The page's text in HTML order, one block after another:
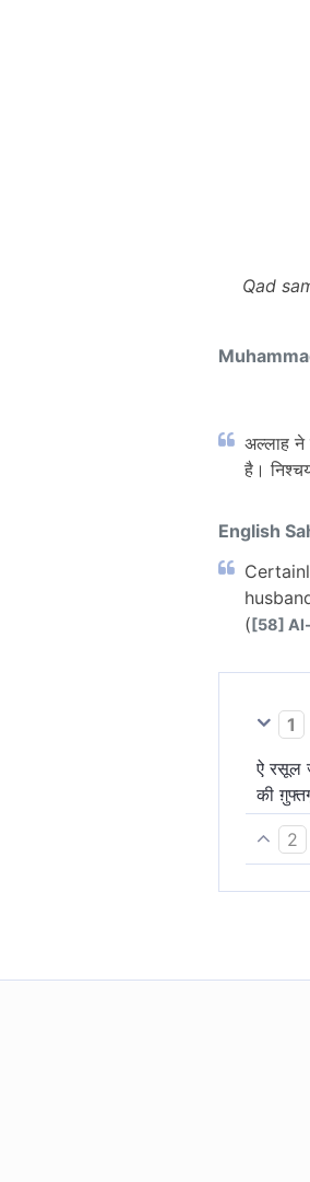
Qad
अल्लाह ने
है।
English
([58]
1
ऐ रसूल
की
2